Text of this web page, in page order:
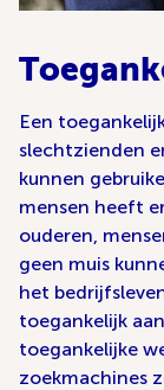
Een
slechtzienden
kunnen
mensen heeft
ouderen,
geen muis
het
toegankelijk
toegankelijke
zoekmachines